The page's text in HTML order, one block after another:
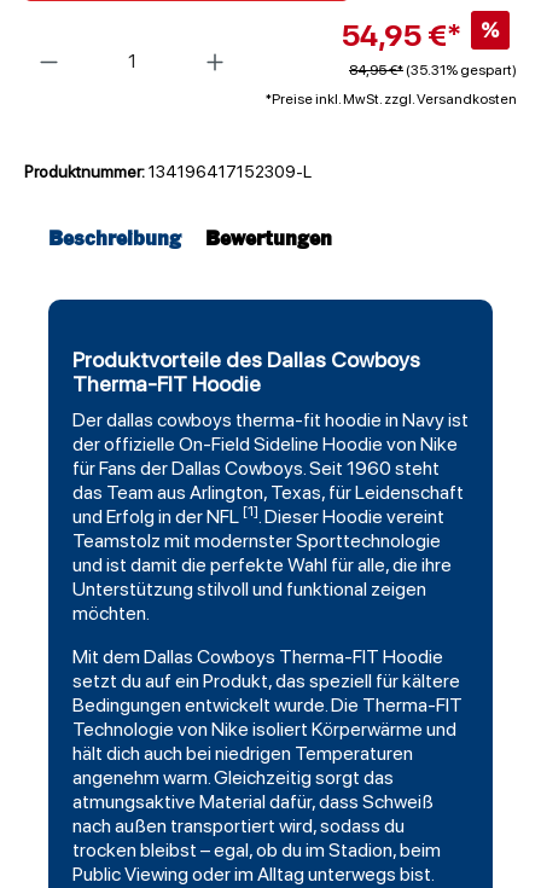
54,95 €* %
84,95 €* (35.31% gespart)
*Preise inkl. MwSt. zzgl. Versandkosten
Produktnummer:134196417152309-L
Beschreibung Bewertungen
Produktvorteile des Dallas Cowboys
Therma-FIT Hoodie
Derdallas cowboys therma-fit hoodie in Navy ist
der offizielle On-Field Sideline Hoodie von Nike
für Fans der Dallas Cowboys. Seit 1960 steht
das Team aus Arlington, Texas, für Leidenschaft
und Erfolg in der NFL [1]. Dieser Hoodie vereint
Teamstolz mit modernster Sporttechnologie
und ist damit die perfekte Wahl für alle, die ihre
Unterstützung stilvoll und funktional zeigen
möchten.
Mit dem Dallas Cowboys Therma-FIT Hoodie
setzt du auf ein Produkt, das speziell für kältere
Bedingungen entwickelt wurde. Die Therma-FIT
Technologie von Nike isoliert Körperwärme und
hält dich auch bei niedrigen Temperaturen
angenehm warm. Gleichzeitig sorgt das
atmungsaktive Material dafür, dass Schweiß
nach außen transportiert wird, sodass du
trocken bleibst – egal, ob du im Stadion, beim
Public Viewing oder im Alltag unterwegs bist.